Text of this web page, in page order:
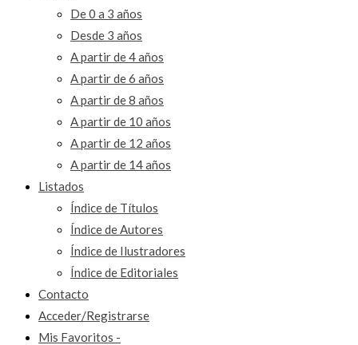
De 0 a 3 años
Desde 3 años
A partir de 4 años
A partir de 6 años
A partir de 8 años
A partir de 10 años
A partir de 12 años
A partir de 14 años
Listados
Índice de Títulos
Índice de Autores
Índice de Ilustradores
Índice de Editoriales
Contacto
Acceder/Registrarse
Mis Favoritos -